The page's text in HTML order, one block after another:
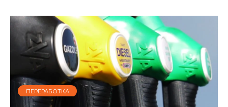
ПЕРЕРАБОТКА